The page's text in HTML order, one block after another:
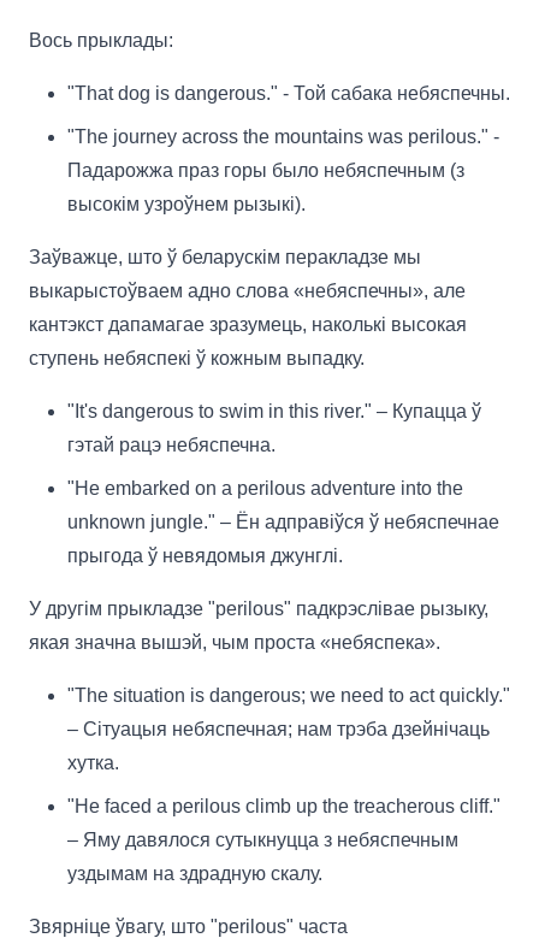
Вось прыклады:
"That dog is dangerous." - Той сабака небяспечны.
"The journey across the mountains was perilous." -
Падарожжа праз горы было небяспечным (з
высокім узроўнем рызыкі).
Заўважце, што ў беларускім перакладзе мы
выкарыстоўваем адно слова «небяспечны», але
кантэкст дапамагае зразумець, наколькі высокая
ступень небяспекі ў кожным выпадку.
"It's dangerous to swim in this river." – Купацца ў
гэтай рацэ небяспечна.
"He embarked on a perilous adventure into the
unknown jungle." – Ён адправіўся ў небяспечнае
прыгода ў невядомыя джунглі.
У другім прыкладзе "perilous" падкрэслівае рызыку,
якая значна вышэй, чым проста «небяспека».
"The situation is dangerous; we need to act quickly."
– Сітуацыя небяспечная; нам трэба дзейнічаць
хутка.
"He faced a perilous climb up the treacherous cliff."
– Яму давялося сутыкнуцца з небяспечным
уздымам на здрадную скалу.
Звярніце ўвагу, што "perilous" часта